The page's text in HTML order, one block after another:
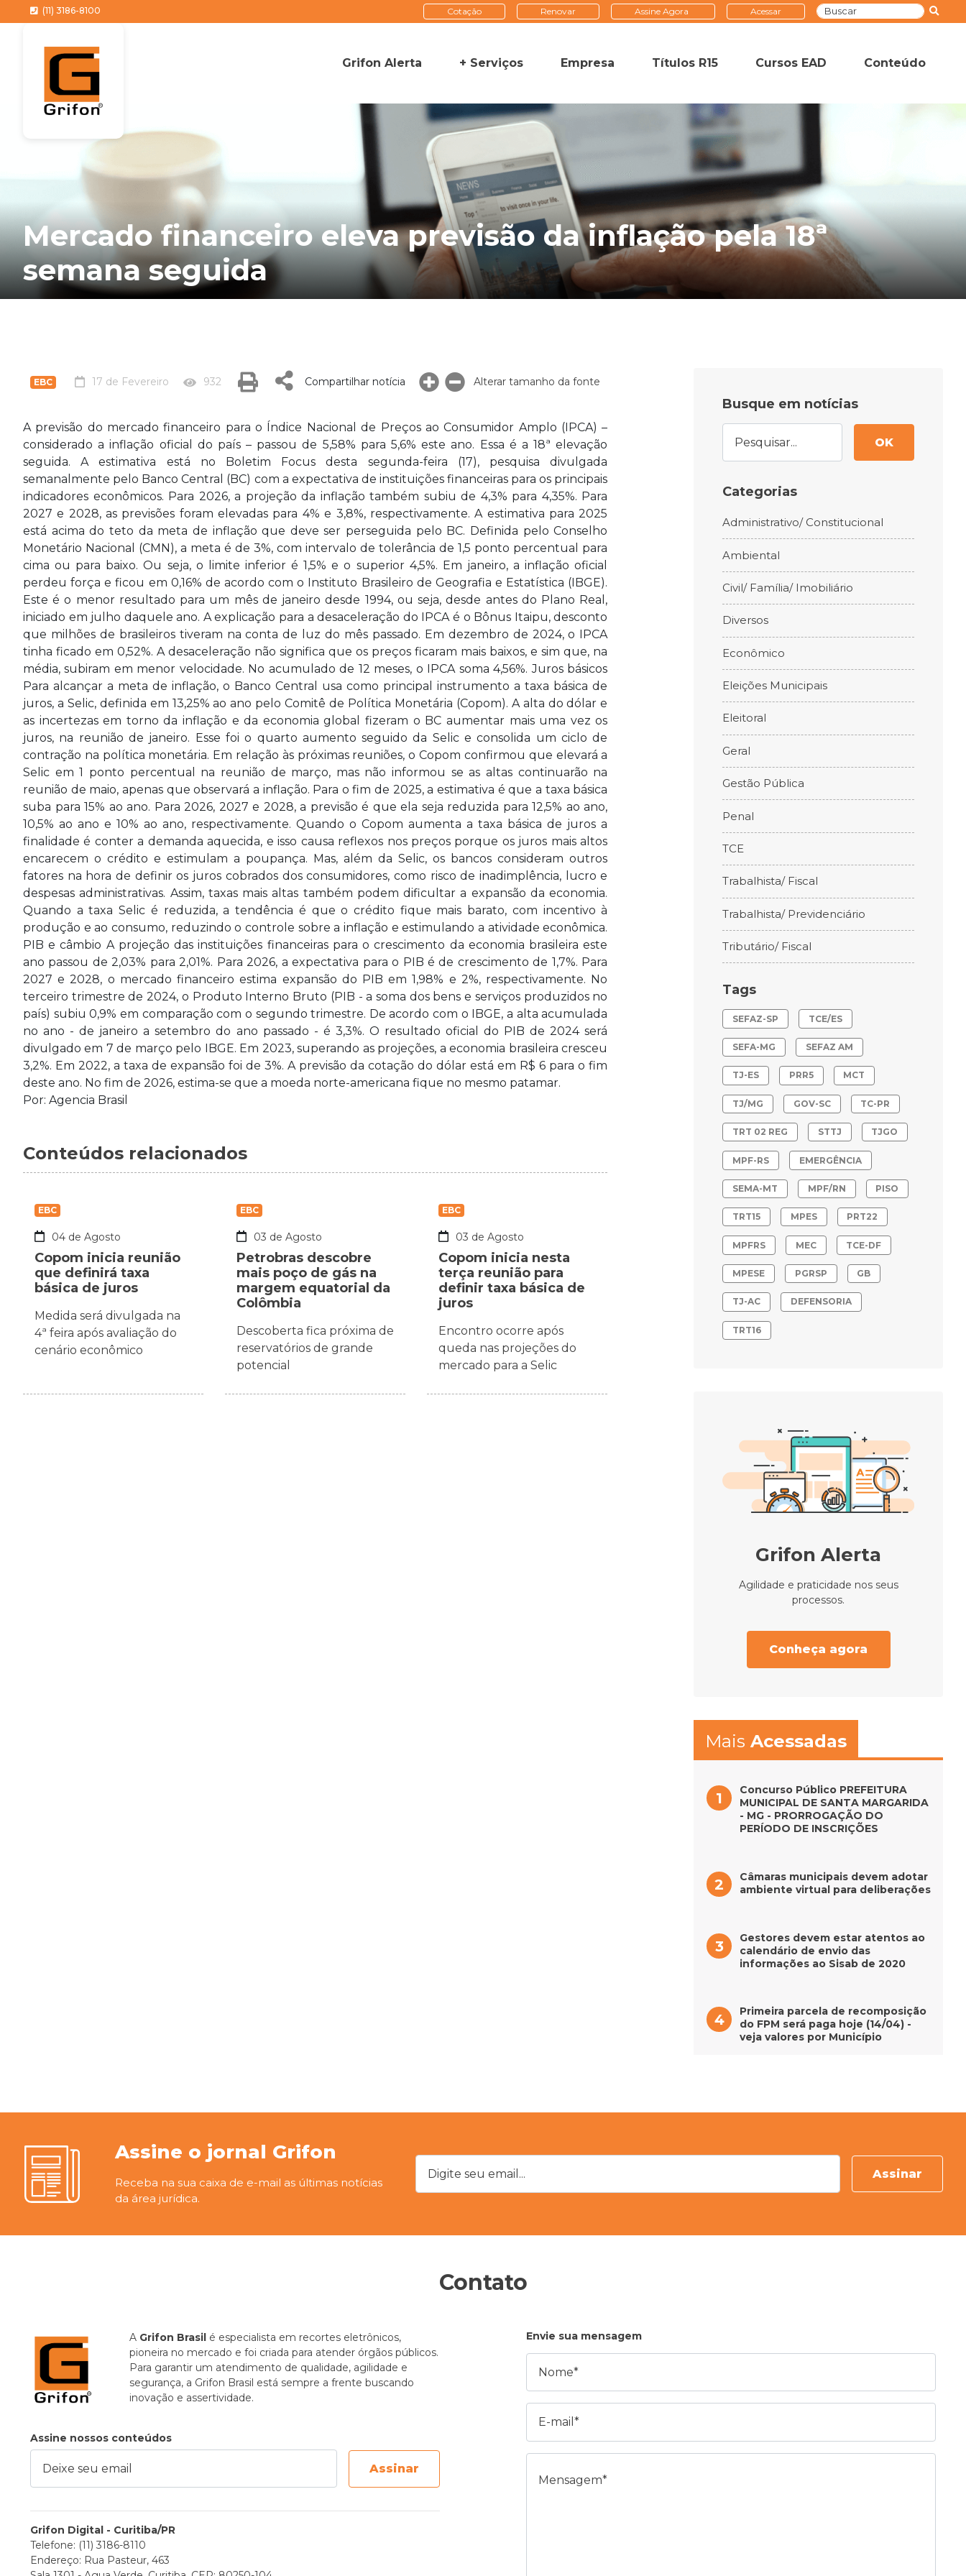
(11) 3186-8100 Cotação Renovar Assine Agora Acessar
Grifon Alerta + Serviços Empresa Títulos R15 Cursos EAD Conteúdo
Mercado financeiro eleva previsão da inflação pela 18ª
semana seguida
EBC 17 de Fevereiro 932 Compartilhar notícia Alterar tamanho da fonte
A previsão do mercado financeiro para o Índice Nacional de Preços ao Consumidor Amplo (IPCA) –
considerado a inflação oficial do país – passou de 5,58% para 5,6% este ano. Essa é a 18ª elevação
seguida. A estimativa está no Boletim Focus desta segunda-feira (17), pesquisa divulgada
semanalmente pelo Banco Central (BC) com a expectativa de instituições financeiras para os principais
indicadores econômicos. Para 2026, a projeção da inflação também subiu de 4,3% para 4,35%. Para
2027 e 2028, as previsões foram elevadas para 4% e 3,8%, respectivamente. A estimativa para 2025
está acima do teto da meta de inflação que deve ser perseguida pelo BC. Definida pelo Conselho
Monetário Nacional (CMN), a meta é de 3%, com intervalo de tolerância de 1,5 ponto percentual para
cima ou para baixo. Ou seja, o limite inferior é 1,5% e o superior 4,5%. Em janeiro, a inflação oficial
perdeu força e ficou em 0,16% de acordo com o Instituto Brasileiro de Geografia e Estatística (IBGE).
Este é o menor resultado para um mês de janeiro desde 1994, ou seja, desde antes do Plano Real,
iniciado em julho daquele ano. A explicação para a desaceleração do IPCA é o Bônus Itaipu, desconto
que milhões de brasileiros tiveram na conta de luz do mês passado. Em dezembro de 2024, o IPCA
tinha ficado em 0,52%. A desaceleração não significa que os preços ficaram mais baixos, e sim que, na
média, subiram em menor velocidade. No acumulado de 12 meses, o IPCA soma 4,56%. Juros básicos
Para alcançar a meta de inflação, o Banco Central usa como principal instrumento a taxa básica de
juros, a Selic, definida em 13,25% ao ano pelo Comitê de Política Monetária (Copom). A alta do dólar e
as incertezas em torno da inflação e da economia global fizeram o BC aumentar mais uma vez os
juros, na reunião de janeiro. Esse foi o quarto aumento seguido da Selic e consolida um ciclo de
contração na política monetária. Em relação às próximas reuniões, o Copom confirmou que elevará a
Selic em 1 ponto percentual na reunião de março, mas não informou se as altas continuarão na
reunião de maio, apenas que observará a inflação. Para o fim de 2025, a estimativa é que a taxa básica
suba para 15% ao ano. Para 2026, 2027 e 2028, a previsão é que ela seja reduzida para 12,5% ao ano,
10,5% ao ano e 10% ao ano, respectivamente. Quando o Copom aumenta a taxa básica de juros a
finalidade é conter a demanda aquecida, e isso causa reflexos nos preços porque os juros mais altos
encarecem o crédito e estimulam a poupança. Mas, além da Selic, os bancos consideram outros
fatores na hora de definir os juros cobrados dos consumidores, como risco de inadimplência, lucro e
despesas administrativas. Assim, taxas mais altas também podem dificultar a expansão da economia.
Quando a taxa Selic é reduzida, a tendência é que o crédito fique mais barato, com incentivo à
produção e ao consumo, reduzindo o controle sobre a inflação e estimulando a atividade econômica.
PIB e câmbio A projeção das instituições financeiras para o crescimento da economia brasileira este
ano passou de 2,03% para 2,01%. Para 2026, a expectativa para o PIB é de crescimento de 1,7%. Para
2027 e 2028, o mercado financeiro estima expansão do PIB em 1,98% e 2%, respectivamente. No
terceiro trimestre de 2024, o Produto Interno Bruto (PIB - a soma dos bens e serviços produzidos no
país) subiu 0,9% em comparação com o segundo trimestre. De acordo com o IBGE, a alta acumulada
no ano - de janeiro a setembro do ano passado - é 3,3%. O resultado oficial do PIB de 2024 será
divulgado em 7 de março pelo IBGE. Em 2023, superando as projeções, a economia brasileira cresceu
3,2%. Em 2022, a taxa de expansão foi de 3%. A previsão da cotação do dólar está em R$ 6 para o fim
deste ano. No fim de 2026, estima-se que a moeda norte-americana fique no mesmo patamar.
Por: Agencia Brasil
Conteúdos relacionados
EBC
04 de Agosto
Copom inicia reunião
que definirá taxa
básica de juros
Medida será divulgada na
4ª feira após avaliação do
cenário econômico
EBC
03 de Agosto
Petrobras descobre
mais poço de gás na
margem equatorial da
Colômbia
Descoberta fica próxima de
reservatórios de grande
potencial
EBC
03 de Agosto
Copom inicia nesta
terça reunião para
definir taxa básica de
juros
Encontro ocorre após
queda nas projeções do
mercado para a Selic
Busque em notícias
OK
Categorias
Administrativo/ Constitucional
Ambiental
Civil/ Família/ Imobiliário
Diversos
Econômico
Eleições Municipais
Eleitoral
Geral
Gestão Pública
Penal
TCE
Trabalhista/ Fiscal
Trabalhista/ Previdenciário
Tributário/ Fiscal
Tags
SEFAZ-SP TCE/ES
SEFA-MG SEFAZ AM
TJ-ES PRR5 MCT
TJ/MG GOV-SC TC-PR
TRT 02 REG STTJ TJGO
MPF-RS EMERGÊNCIA
SEMA-MT MPF/RN PISO
TRT15 MPES PRT22
MPFRS MEC TCE-DF
MPESE PGRSP GB
TJ-AC DEFENSORIA
TRT16
Grifon Alerta
Agilidade e praticidade nos seus
processos.
Conheça agora
Mais Acessadas
Concurso Público PREFEITURA
MUNICIPAL DE SANTA MARGARIDA
- MG - PRORROGAÇÃO DO
PERÍODO DE INSCRIÇÕES
Câmaras municipais devem adotar
ambiente virtual para deliberações
Gestores devem estar atentos ao
calendário de envio das
informações ao Sisab de 2020
Primeira parcela de recomposição
do FPM será paga hoje (14/04) -
veja valores por Município
Assine o jornal Grifon
Receba na sua caixa de e-mail as últimas notícias
da área jurídica.
Digite seu email... Assinar
Contato
A Grifon Brasil é especialista em recortes eletrônicos,
pioneira no mercado e foi criada para atender órgãos públicos.
Para garantir um atendimento de qualidade, agilidade e
segurança, a Grifon Brasil está sempre a frente buscando
inovação e assertividade.
Assine nossos conteúdos
seu email Assinar
Grifon Digital - Curitiba/PR
Telefone: (11) 3186-8110
Endereço: Rua Pasteur, 463
Envie sua mensagem